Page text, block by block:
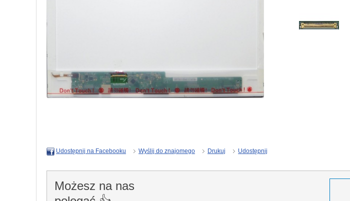
Udostępnij na Facebooku Wyślij do znajomego Drukuj Udostępnij
Możesz na nas